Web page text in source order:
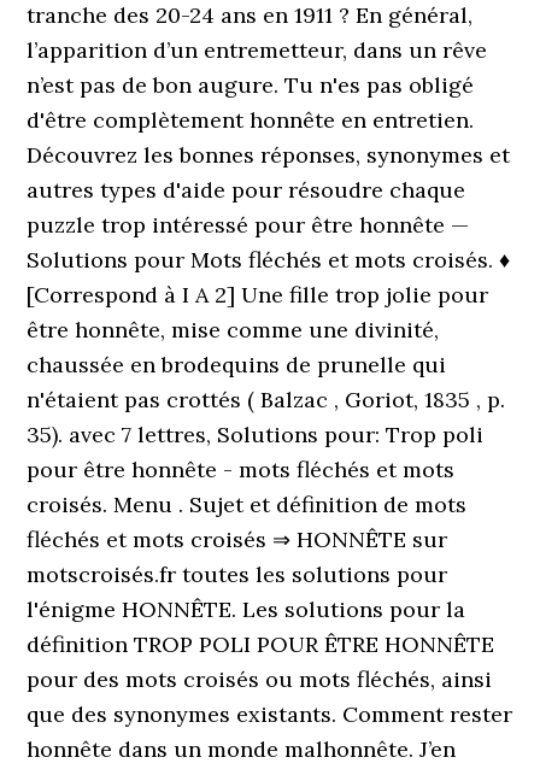
tranche des 20-24 ans en 1911 ? En général,
l’apparition d’un entremetteur, dans un rêve
n’est pas de bon augure. Tu n'es pas obligé
d'être complètement honnête en entretien.
Découvrez les bonnes réponses, synonymes et
autres types d'aide pour résoudre chaque
puzzle trop intéressé pour être honnête —
Solutions pour Mots fléchés et mots croisés. ♦
[Correspond à I A 2] Une fille trop jolie pour
être honnête, mise comme une divinité,
chaussée en brodequins de prunelle qui
n'étaient pas crottés ( Balzac , Goriot, 1835 , p.
35). avec 7 lettres, Solutions pour: Trop poli
pour être honnête - mots fléchés et mots
croisés. Menu . Sujet et définition de mots
fléchés et mots croisés ⇒ HONNÊTE sur
motscroisés.fr toutes les solutions pour
l'énigme HONNÊTE. Les solutions pour la
définition TROP POLI POUR ÊTRE HONNÊTE
pour des mots croisés ou mots fléchés, ainsi
que des synonymes existants. Comment rester
honnête dans un monde malhonnête. J’en